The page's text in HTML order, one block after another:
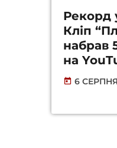
Рекорд
Кліп
набрав
на
today 6